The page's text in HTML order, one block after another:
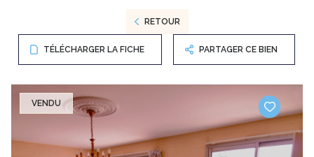
RETOUR
TÉLÉCHARGER LA FICHE PARTAGER CE BIEN
VENDU